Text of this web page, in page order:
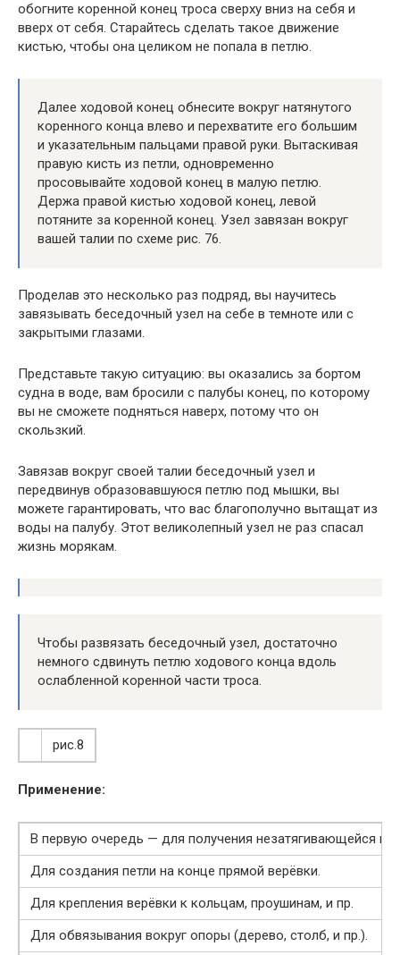
обогните коренной конец троса сверху вниз на себя и
вверх от себя. Старайтесь сделать такое движение
кистью, чтобы она целиком не попала в петлю.
Далее ходовой конец обнесите вокруг натянутого
коренного конца влево и перехватите его большим
и указательным пальцами правой руки. Вытаскивая
правую кисть из петли, одновременно
просовывайте ходовой конец в малую петлю.
Держа правой кистью ходовой конец, левой
потяните за коренной конец. Узел завязан вокруг
вашей талии по схеме рис. 76.
Проделав это несколько раз подряд, вы научитесь
завязывать беседочный узел на себе в темноте или с
закрытыми глазами.
Представьте такую ситуацию: вы оказались за бортом
судна в воде, вам бросили с палубы конец, по которому
вы не сможете подняться наверх, потому что он
скользкий.
Завязав вокруг своей талии беседочный узел и
передвинув образовавшуюся петлю под мышки, вы
можете гарантировать, что вас благополучно вытащат из
воды на палубу. Этот великолепный узел не раз спасал
жизнь морякам.
Чтобы развязать беседочный узел, достаточно
немного сдвинуть петлю ходового конца вдоль
ослабленной коренной части троса.
рис.8
Применение:
В первую очередь — для получения незатягивающейся
Для создания петли на конце прямой верёвки.
Для крепления верёвки к кольцам, проушинам, и пр.
Для обвязывания вокруг опоры (дерево, столб, и пр.).